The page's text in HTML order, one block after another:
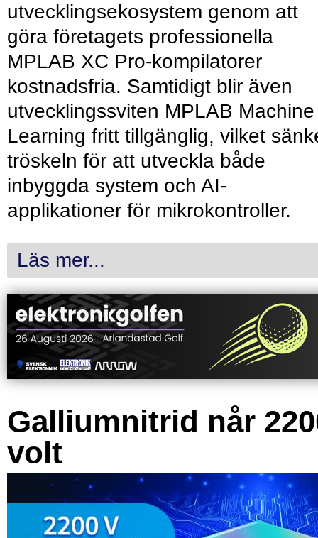
utvecklingsekosystem genom att
göra företagets professionella
MPLAB XC Pro-kompilatorer
kostnadsfria. Samtidigt blir även
utvecklingssviten MPLAB Machine
Learning fritt tillgänglig, vilket
tröskeln för att utveckla både
inbyggda system och AI-
applikationer för mikrokontroller.
Läs mer...
Galliumnitrid når
volt